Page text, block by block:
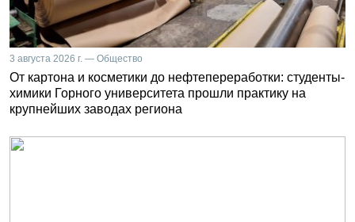
3 августа 2026 г. — Общество
От картона и косметики до нефтепереработки: студенты-
химики Горного университета прошли практику на
крупнейших заводах региона